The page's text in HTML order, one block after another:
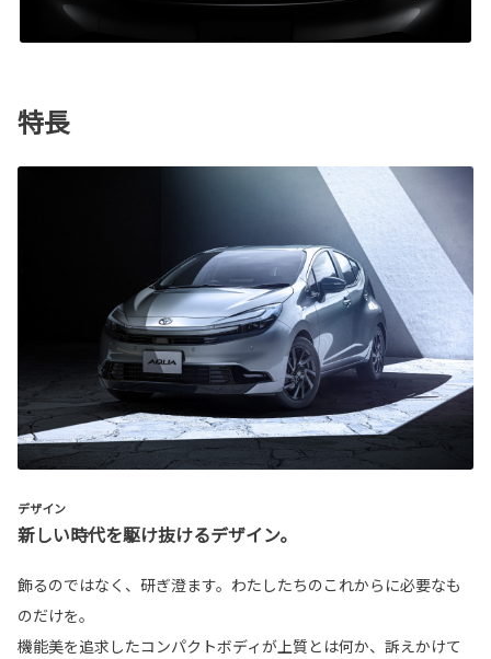
特長
デザイン
新しい時代を駆け抜けるデザイン。
飾るのではなく、研ぎ澄ます。わたしたちのこれからに必要なも
のだけを。
機能美を追求したコンパクトボディが上質とは何か、訴えかけて